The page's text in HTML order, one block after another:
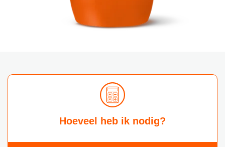
Hoeveel heb ik nodig?